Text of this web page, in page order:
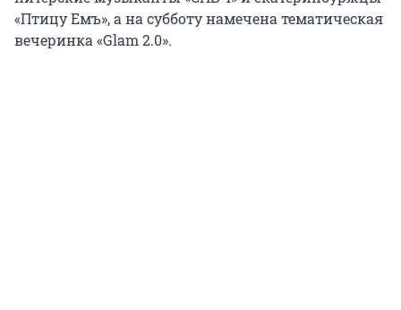
«Птицу Емъ», а на субботу намечена тематическая
вечеринка «Glam 2.0».